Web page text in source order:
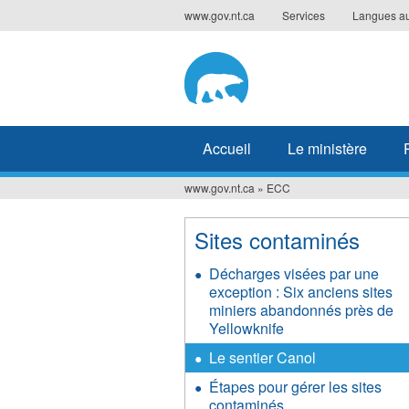
to
www.gov.nt.ca Services Langues
Accueil Le ministère
Vous
êtes
ici
www.gov.nt.ca » ECC
Sites contaminés
Décharges visées par une
exception : Six anciens sites
miniers abandonnés près de
Yellowknife
Le sentier Canol
Étapes pour gérer les sites